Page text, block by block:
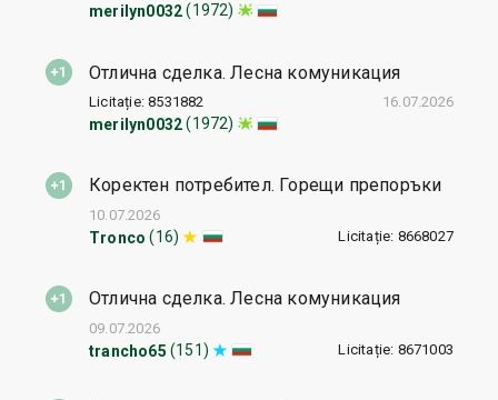
merilyn0032 (1972)
Отлична сделка. Лесна комуникация
merilyn0032 (1972)
Licitație: 8531882 16.07.2026
Коректен потребител. Горещи препоръки
Tronco (16) Licitație: 8668027
10.07.2026
Отлична сделка. Лесна комуникация
trancho65 (151) Licitație: 8671003
09.07.2026